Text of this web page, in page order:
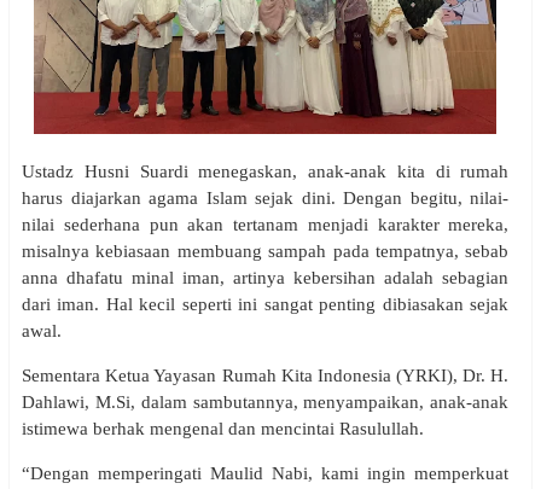
Ustadz Husni Suardi menegaskan, anak-anak kita di rumah
harus diajarkan agama Islam sejak dini. Dengan begitu, nilai-
nilai sederhana pun akan tertanam menjadi karakter mereka,
misalnya kebiasaan membuang sampah pada tempatnya, sebab
anna dhafatu minal iman, artinya kebersihan adalah sebagian
dari iman. Hal kecil seperti ini sangat penting dibiasakan sejak
awal.
Sementara Ketua Yayasan Rumah Kita Indonesia (YRKI), Dr. H.
Dahlawi, M.Si, dalam sambutannya, menyampaikan, anak-anak
istimewa berhak mengenal dan mencintai Rasulullah.
“Dengan memperingati Maulid Nabi, kami ingin memperkuat